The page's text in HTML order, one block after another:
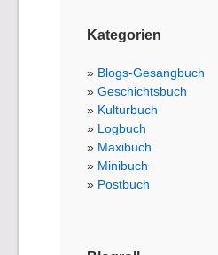
Kategorien
Blogs-Gesangbuch
Geschichtsbuch
Kulturbuch
Logbuch
Maxibuch
Minibuch
Postbuch